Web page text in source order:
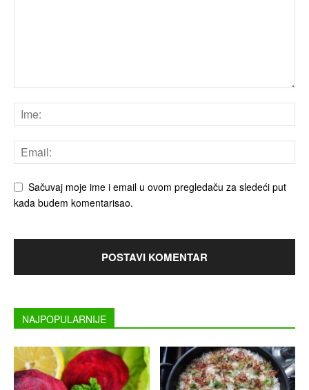
Sačuvaj moje ime i email u ovom pregledaču za sledeći put
kada budem komentarisao.
NAJPOPULARNIJE